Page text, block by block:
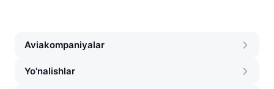
Aviakompaniyalar
Yo'nalishlar